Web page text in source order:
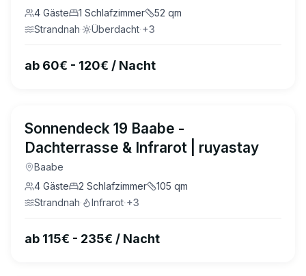
4 Gäste 1 Schlafzimmer 52 qm
Strandnah· Überdacht·+3
ab 60€ - 120€ / Nacht
Sonnendeck 19 Baabe -
Dachterrasse & Infrarot | ruyastay
Baabe
4 Gäste 2 Schlafzimmer 105 qm
Strandnah· Infrarot·+3
ab 115€ - 235€ / Nacht